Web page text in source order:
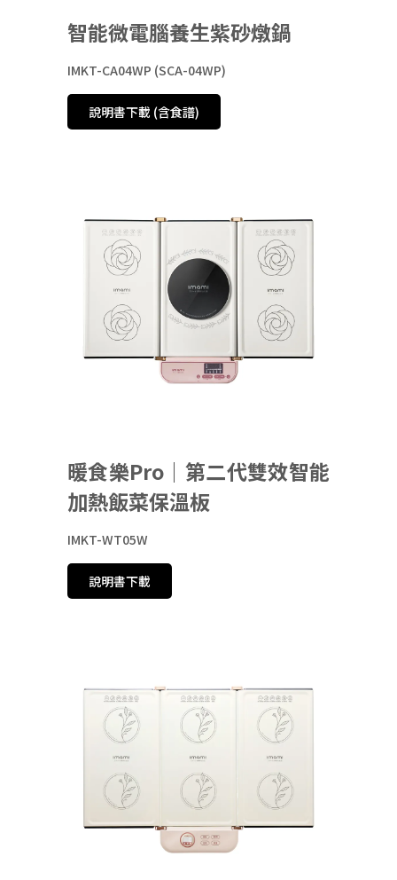
智能微電腦養生紫砂燉鍋
IMKT-CA04WP (SCA-04WP)
說明書下載 (含食譜)
暖食樂Pro｜第二代雙效智能
加熱飯菜保溫板
IMKT-WT05W
說明書下載